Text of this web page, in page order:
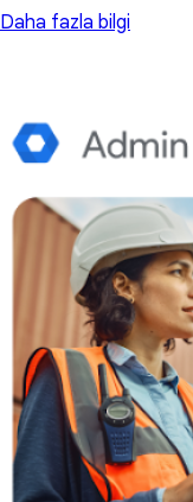
Daha fazla bilgi